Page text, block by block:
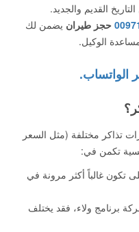
القديم والجديد.
حجز طيران يضمن لك
الوكيل.
الواتساب.
تذاكر مختلفة (مثل السعر
تكمن في:
تكون غالباً أكثر مرونة في
برنامج ولاء، فقد يختلف